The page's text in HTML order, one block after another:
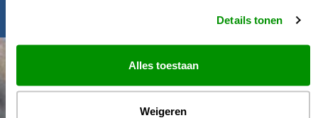
Details tonen
Alles toestaan
Weigeren